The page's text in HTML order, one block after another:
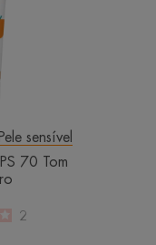
sensível
70 Tom
1.5
/
5
2